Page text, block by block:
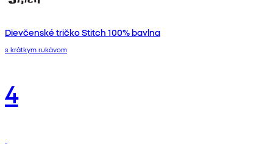
Dievčenské tričko Stitch 100% bavlna
s krátkym rukávom
4